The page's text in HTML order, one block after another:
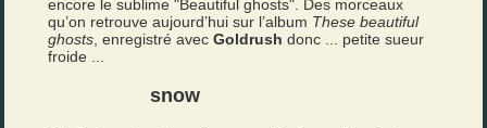
encore le sublime "Beautiful ghosts". Des morceaux
qu’on retrouve aujourd’hui sur l’album These beautiful
ghosts , enregistré avecGoldrush donc ... petite sueur
froide ...
snow